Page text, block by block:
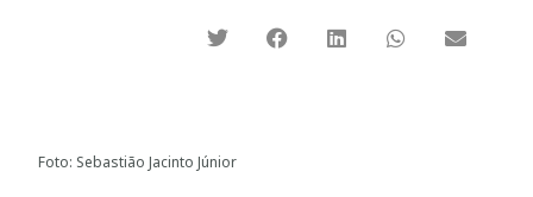
Foto: Sebastião Jacinto Júnior